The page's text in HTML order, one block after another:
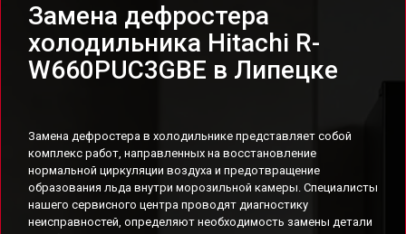
Замена дефростера
холодильника Hitachi R-
W660PUC3GBE в Липецке
Замена дефростера в холодильнике представляет собой
комплекс работ, направленных на восстановление
нормальной циркуляции воздуха и предотвращение
образования льда внутри морозильной камеры. Специалисты
нашего сервисного центра проводят диагностику
неисправностей, определяют необходимость замены детали